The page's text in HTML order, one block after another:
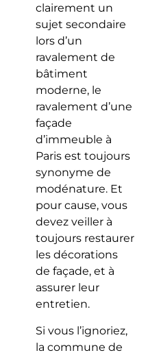
clairement un
sujet secondaire
lors d’un
ravalement de
bâtiment
moderne, le
ravalement d’une
façade
d’immeuble à
Paris est toujours
synonyme de
modénature. Et
pour cause, vous
devez veiller à
toujours restaurer
les décorations
de façade, et à
assurer leur
entretien.
Si vous l’ignoriez,
la commune de